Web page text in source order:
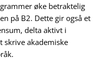
øke betraktelig
på B2. Dette gir også et
delta aktivt i
skrive akademiske